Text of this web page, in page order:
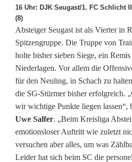
b
a
c
h
ü
b
e
r
16 Uhr: DJK Seugast/1. FC Schlicht
(8)
Absteiger Seugast ist als Vierter in
Spitzengruppe. Die Truppe von
holte bisher sieben Siege, ein
Niederlagen. Vor allem die
für den Neuling, in Schach zu
die SG-Stürmer bisher erfolgreich.
wir wichtige Punkte liegen lassen“,
Uwe Salfer. „Beim Kreisliga
emotionsloser Auftritt wie zuletzt
versuchen aber alles, um was
Leider hat sich beim SC die